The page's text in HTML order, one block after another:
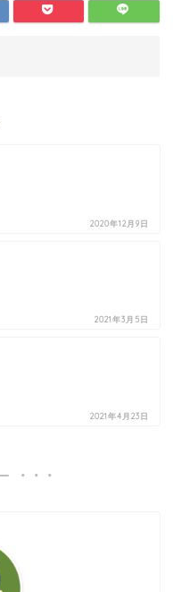
2020年12月9日
2021年3月5日
2021年4月23日